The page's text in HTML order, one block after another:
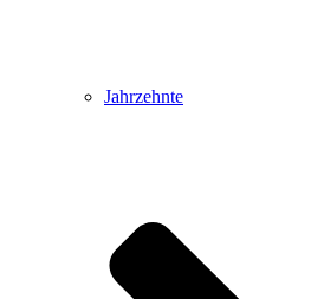
Jahrzehnte